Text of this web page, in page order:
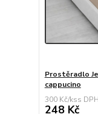
Prostěradlo
cappucino
300 Kč/ks
248 Kč